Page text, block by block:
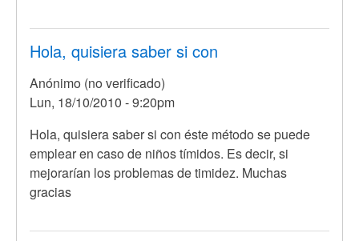
Hola, quisiera saber si con
Anónimo (no verificado)
Lun, 18/10/2010 - 9:20pm
Hola, quisiera saber si con éste método se puede
emplear en caso de niños tímidos. Es decir, si
mejorarían los problemas de timidez. Muchas
gracias